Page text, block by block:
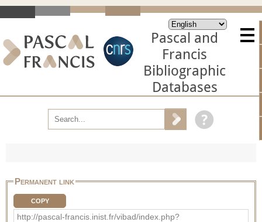
Pascal and
Francis
Bibliographic
Databases
Permanent link
COPY
http://pascal-francis.inist.fr/vibad/index.php?